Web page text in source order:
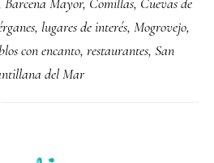
, lugares de interés, Mogrovejo,
con encanto, restaurantes, San
del Mar